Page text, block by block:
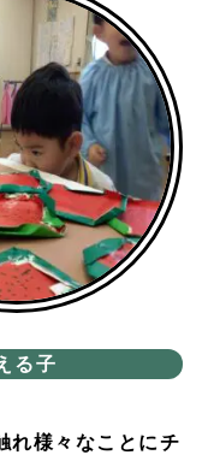
る子
れ様々なことにチ